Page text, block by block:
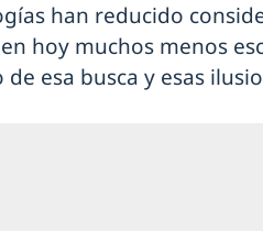
han reducido
hoy muchos menos
esa busca y esas